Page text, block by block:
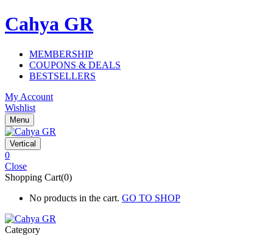
Cahya GR
MEMBERSHIP
COUPONS & DEALS
BESTSELLERS
My Account
Wishlist
Menu
Vertical
0
Close
Shopping Cart(0)
No products in the cart. GO TO SHOP
Category